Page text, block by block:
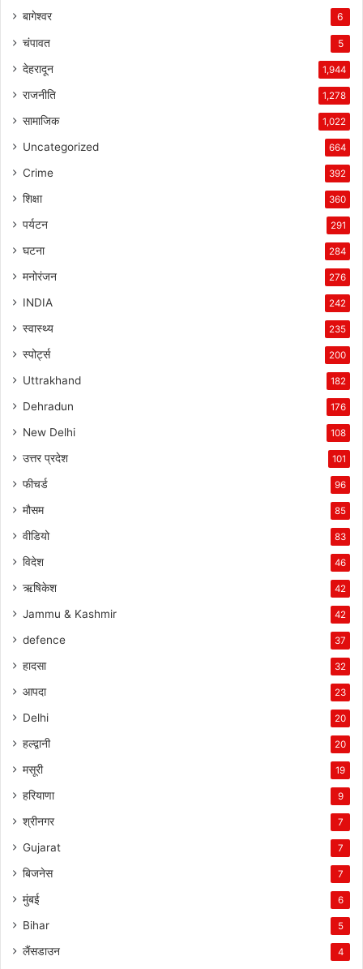
बागेश्वर 6
चंपावत 5
देहरादून 1,944
राजनीति 1,278
सामाजिक 1,022
Uncategorized 664
Crime 392
शिक्षा 360
पर्यटन 291
घटना 284
मनोरंजन 276
INDIA 242
स्वास्थ्य 235
स्पोर्ट्स 200
Uttrakhand 182
Dehradun 176
New Delhi 108
उत्तर प्रदेश 101
फीचर्ड 96
मौसम 85
वीडियो 83
विदेश 46
ऋषिकेश 42
Jammu & Kashmir 42
defence 37
हादसा 32
आपदा 23
Delhi 20
हल्द्वानी 20
मसूरी 19
हरियाणा 9
श्रीनगर 7
Gujarat 7
बिजनेस 7
मुंबई 6
Bihar 5
लैंसडाउन 4